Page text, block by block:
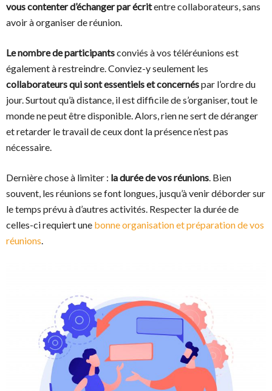
vous contenter d’échanger par écritentre collaborateurs, sans
avoir à organiser de réunion.
Le nombre de participantsconviés à vos téléréunions est
également à restreindre. Conviez-y seulement les
collaborateurs qui sont essentiels et concernéspar l’ordre du
jour. Surtout qu’à distance, il est difficile de s’organiser, tout le
monde ne peut être disponible. Alors, rien ne sert de déranger
et retarder le travail de ceux dont la présence n’est pas
nécessaire.
Dernière chose à limiter : la durée de vos réunions. Bien
souvent, les réunions se font longues, jusqu’à venir déborder sur
le temps prévu à d’autres activités. Respecter la durée de
celles-ci requiert une bonne organisation et préparation de vos
réunions.